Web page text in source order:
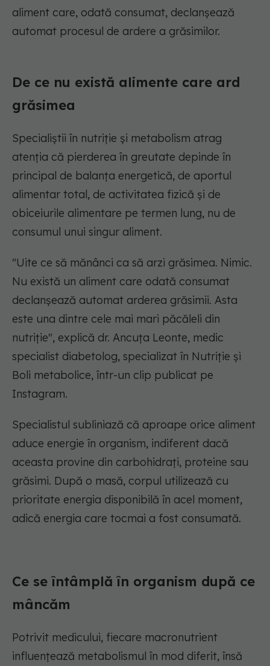
aliment care, odată consumat, declanșează
automat procesul de ardere a grăsimilor.
De ce nu există alimente care ard
grăsimea
Specialiștii în nutriție și metabolism atrag
atenția că pierderea în greutate depinde în
principal de balanța energetică, de aportul
alimentar total, de activitatea fizică și de
obiceiurile alimentare pe termen lung, nu de
consumul unui singur aliment.
"Uite ce să mănânci ca să arzi grăsimea. Nimic.
Nu există un aliment care odată consumat
declanșează automat arderea grăsimii. Asta
este una dintre cele mai mari păcăleli din
nutriție", explică dr. Ancuța Leonte, medic
specialist diabetolog, specializat în Nutriție și
Boli metabolice, într-un clip publicat pe
Instagram.
Specialistul subliniază că aproape orice aliment
aduce energie în organism, indiferent dacă
aceasta provine din carbohidrați, proteine sau
grăsimi. După o masă, corpul utilizează cu
prioritate energia disponibilă în acel moment,
adică energia care tocmai a fost consumată.
Ce se întâmplă în organism după ce
mâncăm
Potrivit medicului, fiecare macronutrient
influențează metabolismul în mod diferit, însă